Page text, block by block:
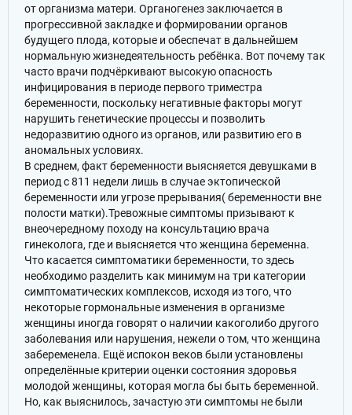
от организма матери. Органогенез заключается в
прогрессивной закладке и формировании органов
будущего плода, которые и обеспечат в дальнейшем
нормальную жизнедеятельность ребёнка. Вот почему так
часто врачи подчёркивают высокую опасность
инфицирования в периоде первого триместра
беременности, поскольку негативные факторы могут
нарушить генетические процессы и позволить
недоразвитию одного из органов, или развитию его в
аномальных условиях.
В среднем, факт беременности выясняется девушками в
период с 811 недели лишь в случае эктопической
беременности или угрозе прерывания( беременности вне
полости матки).Тревожные симптомы призывают к
внеочередному походу на консультацию врача
гинеколога, где и выясняется что женщина беременна.
Что касается симптоматики беременности, то здесь
необходимо разделить как минимум на три категории
симптоматических комплексов, исходя из того, что
некоторые гормональные изменения в организме
женщины иногда говорят о наличии какоголибо другого
заболевания или нарушения, нежели о том, что женщина
забеременела. Ещё испокон веков были установлены
определённые критерии оценки состояния здоровья
молодой женщины, которая могла бы быть беременной.
Но, как выяснилось, зачастую эти симптомы не были